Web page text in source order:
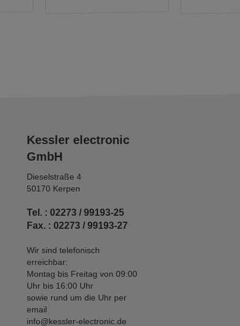
Kessler electronic
GmbH
Dieselstraße 4
50170 Kerpen
Tel. : 02273 / 99193-25
Fax. : 02273 / 99193-27
Wir sind telefonisch
erreichbar:
Montag bis Freitag von 09:00
Uhr bis 16:00 Uhr
sowie rund um die Uhr per
email
info@kessler-electronic.de